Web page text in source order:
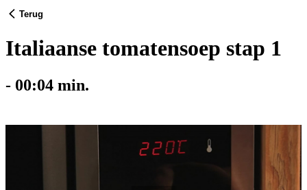
Terug
Italiaanse tomatensoep stap 1
- 00:04 min.